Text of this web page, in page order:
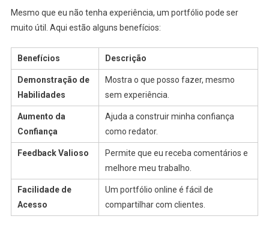
Mesmo que eu não tenha experiência, um portfólio pode ser
muito útil. Aqui estão alguns benefícios:
Benefícios Descrição
Demonstração de
Habilidades
Mostra o que posso fazer, mesmo
sem experiência.
Aumento da
Confiança
Ajuda a construir minha confiança
como redator.
Feedback Valioso
Permite que eu receba comentários e
melhore meu trabalho.
Facilidade de
Acesso
Um portfólio online é fácil de
compartilhar com clientes.